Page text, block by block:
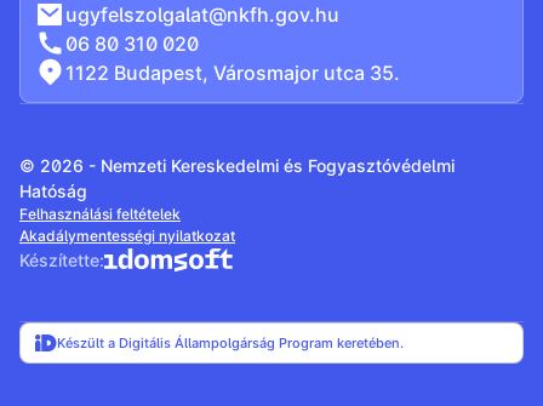
ugyfelszolgalat@nkfh.gov.hu
06 80 310 020
1122 Budapest, Városmajor utca 35.
© 2026 - Nemzeti Kereskedelmi és Fogyasztóvédelmi
Hatóság
Felhasználási feltételek
Akadálymentességi nyilatkozat
Készítette:
Készült a Digitális Állampolgárság Program keretében.